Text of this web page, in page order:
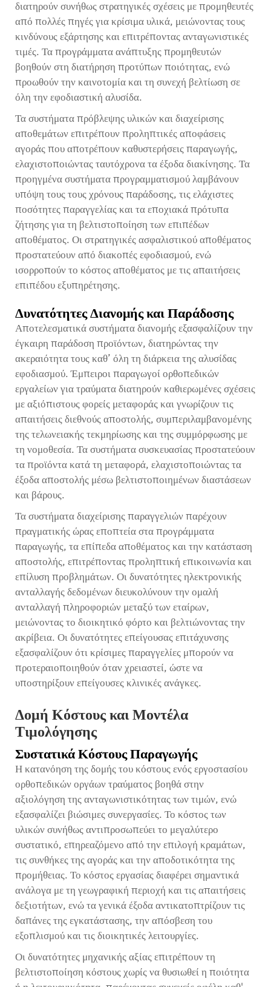
διατηρούν συνήθως στρατηγικές σχέσεις με προμηθευτές
από πολλές πηγές για κρίσιμα υλικά, μειώνοντας τους
κινδύνους εξάρτησης και επιτρέποντας ανταγωνιστικές
τιμές. Τα προγράμματα ανάπτυξης προμηθευτών
βοηθούν στη διατήρηση προτύπων ποιότητας, ενώ
προωθούν την καινοτομία και τη συνεχή βελτίωση σε
όλη την εφοδιαστική αλυσίδα.
Τα συστήματα πρόβλεψης υλικών και διαχείρισης
αποθεμάτων επιτρέπουν προληπτικές αποφάσεις
αγοράς που αποτρέπουν καθυστερήσεις παραγωγής,
ελαχιστοποιώντας ταυτόχρονα τα έξοδα διακίνησης. Τα
προηγμένα συστήματα προγραμματισμού λαμβάνουν
υπόψη τους τους χρόνους παράδοσης, τις ελάχιστες
ποσότητες παραγγελίας και τα εποχιακά πρότυπα
ζήτησης για τη βελτιστοποίηση των επιπέδων
αποθέματος. Οι στρατηγικές ασφαλιστικού αποθέματος
προστατεύουν από διακοπές εφοδιασμού, ενώ
ισορροπούν το κόστος αποθέματος με τις απαιτήσεις
επιπέδου εξυπηρέτησης.
Δυνατότητες Διανομής και Παράδοσης
Αποτελεσματικά συστήματα διανομής εξασφαλίζουν την
έγκαιρη παράδοση προϊόντων, διατηρώντας την
ακεραιότητα τους καθ’ όλη τη διάρκεια της αλυσίδας
εφοδιασμού. Έμπειροι παραγωγοί ορθοπεδικών
εργαλείων για τραύματα διατηρούν καθιερωμένες σχέσεις
με αξιόπιστους φορείς μεταφοράς και γνωρίζουν τις
απαιτήσεις διεθνούς αποστολής, συμπεριλαμβανομένης
της τελωνειακής τεκμηρίωσης και της συμμόρφωσης με
τη νομοθεσία. Τα συστήματα συσκευασίας προστατεύουν
τα προϊόντα κατά τη μεταφορά, ελαχιστοποιώντας τα
έξοδα αποστολής μέσω βελτιστοποιημένων διαστάσεων
και βάρους.
Τα συστήματα διαχείρισης παραγγελιών παρέχουν
πραγματικής ώρας εποπτεία στα προγράμματα
παραγωγής, τα επίπεδα αποθέματος και την κατάσταση
αποστολής, επιτρέποντας προληπτική επικοινωνία και
επίλυση προβλημάτων. Οι δυνατότητες ηλεκτρονικής
ανταλλαγής δεδομένων διευκολύνουν την ομαλή
ανταλλαγή πληροφοριών μεταξύ των εταίρων,
μειώνοντας το διοικητικό φόρτο και βελτιώνοντας την
ακρίβεια. Οι δυνατότητες επείγουσας επιτάχυνσης
εξασφαλίζουν ότι κρίσιμες παραγγελίες μπορούν να
προτεραιοποιηθούν όταν χρειαστεί, ώστε να
υποστηρίξουν επείγουσες κλινικές ανάγκες.
Δομή Κόστους και Μοντέλα
Τιμολόγησης
Συστατικά Κόστους Παραγωγής
Η κατανόηση της δομής του κόστους ενός εργοστασίου
ορθοπεδικών οργάων τραύματος βοηθά στην
αξιολόγηση της ανταγωνιστικότητας των τιμών, ενώ
εξασφαλίζει βιώσιμες συνεργασίες. Το κόστος των
υλικών συνήθως αντιπροσωπεύει το μεγαλύτερο
συστατικό, επηρεαζόμενο από την επιλογή κραμάτων,
τις συνθήκες της αγοράς και την αποδοτικότητα της
προμήθειας. Το κόστος εργασίας διαφέρει σημαντικά
ανάλογα με τη γεωγραφική περιοχή και τις απαιτήσεις
δεξιοτήτων, ενώ τα γενικά έξοδα αντικατοπτρίζουν τις
δαπάνες της εγκατάστασης, την απόσβεση του
εξοπλισμού και τις διοικητικές λειτουργίες.
Οι δυνατότητες μηχανικής αξίας επιτρέπουν τη
βελτιστοποίηση κόστους χωρίς να θυσιωθεί η ποιότητα